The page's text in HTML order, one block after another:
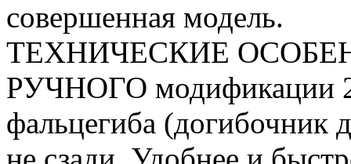
совершенная модель.
ТЕХНИЧЕСКИЕ
РУЧНОГО модификации
фальцегиба (догибочник